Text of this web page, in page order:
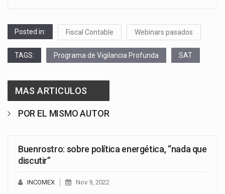
Posted in: Fiscal Contable Webinars pasados
TAGS: Programa de Vigilancia Profunda SAT
MAS ARTICULOS
POR EL MISMO AUTOR
Buenrostro: sobre política energética, “nada que
discutir”
INCOMEX Nov 9, 2022